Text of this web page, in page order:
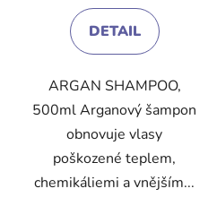
4,1
z
hvězdiček.
DETAIL
ARGAN SHAMPOO,
500ml Arganový šampon
obnovuje vlasy
poškozené teplem,
chemikáliemi a vnějším...